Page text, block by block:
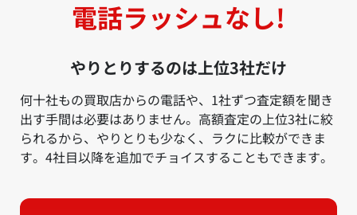
電話ラッシュなし!
やりとりするのは上位3社だけ
何十社もの買取店からの電話や、1社ずつ査定額を聞き
出す手間は必要はありません。高額査定の上位3社に絞
られるから、やりとりも少なく、ラクに比較ができま
す。4社目以降を追加でチョイスすることもできます。